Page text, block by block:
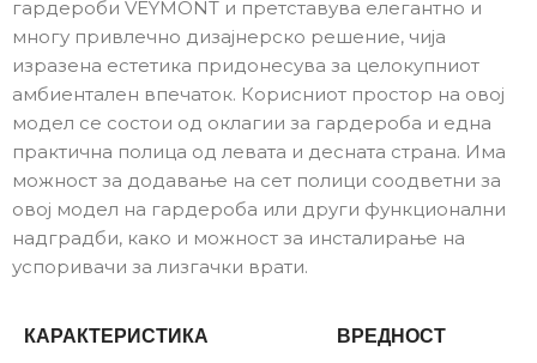
гардероби VEYMONT и претставува елегантно и
многу привлечно дизајнерско решение, чија
изразена естетика придонесува за целокупниот
амбиентален впечаток. Корисниот простор на овој
модел се состои од оклагии за гардероба и една
практична полица од левата и десната страна. Има
можност за додавање на сет полици соодветни за
овој модел на гардероба или други функционални
надградби, како и можност за инсталирање на
успоривачи за лизгачки врати.
КАРАКТЕРИСТИКА ВРЕДНОСТ